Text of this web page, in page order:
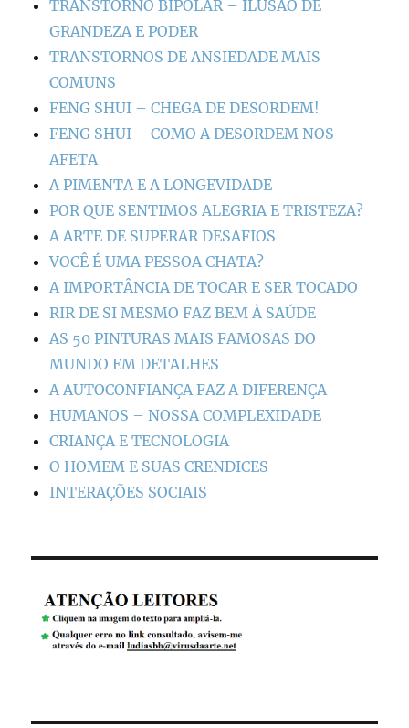
TRANSTORNO BIPOLAR – ILUSÃO DE
GRANDEZA E PODER
TRANSTORNOS DE ANSIEDADE MAIS
COMUNS
FENG SHUI – CHEGA DE DESORDEM!
FENG SHUI – COMO A DESORDEM NOS
AFETA
A PIMENTA E A LONGEVIDADE
POR QUE SENTIMOS ALEGRIA E TRISTEZA?
A ARTE DE SUPERAR DESAFIOS
VOCÊ É UMA PESSOA CHATA?
A IMPORTÂNCIA DE TOCAR E SER TOCADO
RIR DE SI MESMO FAZ BEM À SAÚDE
AS 50 PINTURAS MAIS FAMOSAS DO
MUNDO EM DETALHES
A AUTOCONFIANÇA FAZ A DIFERENÇA
HUMANOS – NOSSA COMPLEXIDADE
CRIANÇA E TECNOLOGIA
O HOMEM E SUAS CRENDICES
INTERAÇÕES SOCIAIS